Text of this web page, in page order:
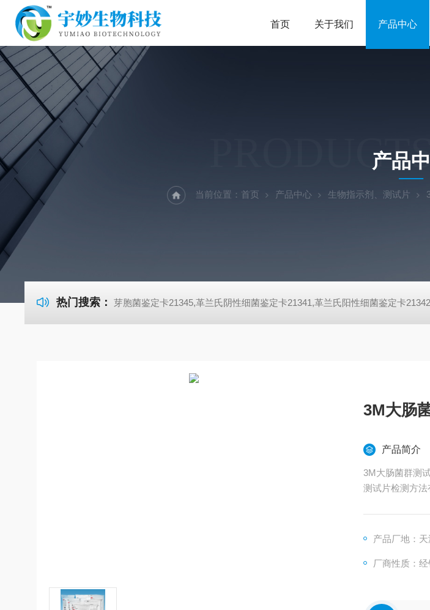
首页 关于我们 产品中心
产品
当前位置： 首页 产品中心 生物指示剂、测试片
热门搜索： 芽胞菌鉴定卡21345,革兰氏阴性细菌鉴定卡21341,革兰氏阳性细菌鉴定卡21342,TSA胰酪大豆胨琼脂培养基,SDA沙氏葡萄糖琼脂培养基 芽胞菌鉴定卡21345,革兰氏阴性细菌鉴定卡21341,革兰氏阳性细菌鉴定卡21342,TSA胰酪大豆胨琼脂培养基,SDA沙氏葡萄糖琼脂培养基 芽胞菌鉴定卡21345,革兰氏阴性细菌鉴定卡21341,革兰氏阳性细菌鉴定卡21342,TSA胰酪大豆胨琼脂培养基,SDA沙氏葡萄糖琼脂培养基 芽胞菌鉴定卡21345,革兰氏阴性细菌鉴定卡21341,革兰氏阳性细菌鉴定卡21342,TSA胰酪大豆胨琼脂培养基,SDA沙氏葡萄糖琼脂培养基 芽胞菌鉴定卡21345,革兰氏阴性细菌鉴定卡21341,革兰氏阳性细菌鉴定卡21342,TSA胰酪大豆胨琼脂培养基,SDA沙氏葡萄糖琼脂培养基 芽胞菌鉴定卡21345,革兰氏阴性细菌鉴定卡21341,革兰氏阳性细菌鉴定卡21342,TSA胰酪大豆胨琼脂培养基,SDA沙氏葡萄糖琼脂培养基 芽胞菌鉴定卡21345,革兰氏阴性细菌鉴定卡21341,革兰氏阳性细菌鉴定卡21342,TSA胰酪大豆胨琼脂培养基,SDA沙氏葡萄糖琼脂培养基 芽胞菌鉴定卡21345,革兰氏阴性细菌鉴定卡21341,革兰氏阳性细菌鉴定卡21342,TSA胰酪大豆胨琼脂培养基,SDA沙氏葡萄糖琼脂培养基 芽胞菌鉴定卡21345,革兰氏阴性细菌鉴定卡21341,革兰氏阳性细菌鉴定卡21342,TSA胰酪大豆胨琼脂培养基,SDA沙氏葡萄糖琼脂培养基 芽胞菌鉴定卡21345,革兰氏阴性细菌鉴定卡21341,革兰氏阳性细菌鉴定卡21342,TSA胰酪大豆胨琼脂培养基,SDA沙氏葡萄糖琼脂培养基 芽胞菌鉴定卡21345,革兰氏阴性细菌鉴定卡21341,革兰氏阳性细菌鉴定卡21342,TSA胰酪大豆胨琼脂培养基,SDA沙氏葡萄糖琼脂培养基 芽胞菌鉴定卡21345,革兰氏阴性细菌鉴定卡21341,革兰氏阳性细菌鉴定卡21342,TSA胰酪大豆胨琼脂培养基,SDA沙氏葡萄糖琼脂培养基 芽胞菌鉴定卡21345,革兰氏阴性细菌鉴定卡21341,革兰氏阳性细菌鉴定卡21342,TSA胰酪大豆胨琼脂培养基,SDA沙氏葡萄糖琼脂培养基 芽胞菌鉴
3M大肠
产品简介
3M大肠菌群测
测试片检测方
产品厂地：
厂商性质：